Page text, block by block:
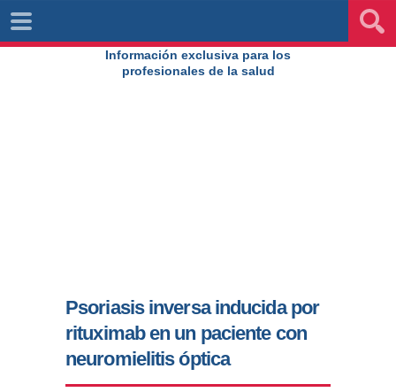
Información exclusiva para los
profesionales de la salud
Psoriasis inversa inducida por
rituximab en un paciente con
neuromielitis óptica